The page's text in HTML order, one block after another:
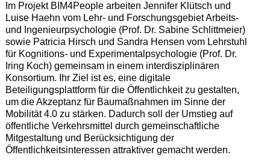
Im Projekt BIM4People arbeiten Jennifer Klütsch und
Luise Haehn vom Lehr- und Forschungsgebiet Arbeits-
und Ingenieurpsychologie (Prof. Dr. Sabine Schlittmeier)
sowie Patricia Hirsch und Sandra Hensen vom Lehrstuhl
für Kognitions- und Experimentalpsychologie (Prof. Dr.
Iring Koch) gemeinsam in einem interdisziplinären
Konsortium. Ihr Ziel ist es, eine digitale
Beteiligungsplattform für die Öffentlichkeit zu gestalten,
um die Akzeptanz für Baumaßnahmen im Sinne der
Mobilität 4.0 zu stärken. Dadurch soll der Umstieg auf
öffentliche Verkehrsmittel durch gemeinschaftliche
Mitgestaltung und Berücksichtigung der
Öffentlichkeitsinteressen attraktiver gemacht werden.